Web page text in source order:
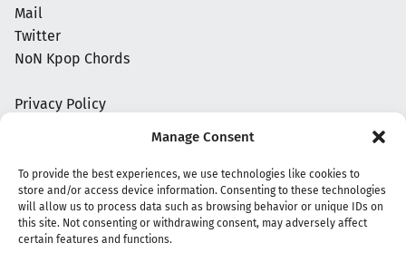
Manage Consent
To provide the best experiences, we use technologies like cookies to
store and/or access device information. Consenting to these technologies
will allow us to process data such as browsing behavior or unique IDs on
this site. Not consenting or withdrawing consent, may adversely affect
certain features and functions.
Mail
Twitter
NoN Kpop Chords
Privacy Policy